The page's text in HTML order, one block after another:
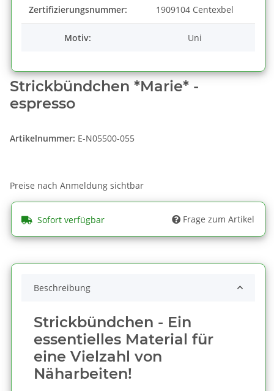
Zertifizierungsnummer: 1909104 Centexbel
Motiv: Uni
Strickbündchen *Marie* -
espresso
Artikelnummer: E-N05500-055
Preise nach Anmeldung sichtbar
Sofort verfügbar Frage zum Artikel
Beschreibung
Strickbündchen - Ein
essentielles Material für
eine Vielzahl von
Näharbeiten!